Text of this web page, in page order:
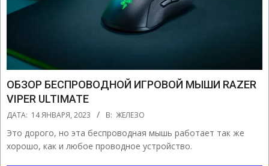
ОБЗОР БЕСПРОВОДНОЙ ИГРОВОЙ МЫШИ RAZER
VIPER ULTIMATE
2023-
14
ДАТА: 14 ЯНВАРЯ, 2023 В: ЖЕЛЕЗО
Это дорого, но эта беспроводная мышь работает так же
хорошо, как и любое проводное устройство.